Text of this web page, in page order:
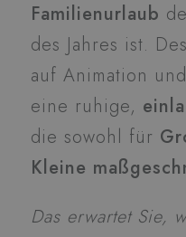
Familienurlaub
des Jahres ist.
auf Animation
eine ruhige,
die sowohl für
Kleine
Das erwartet Sie,